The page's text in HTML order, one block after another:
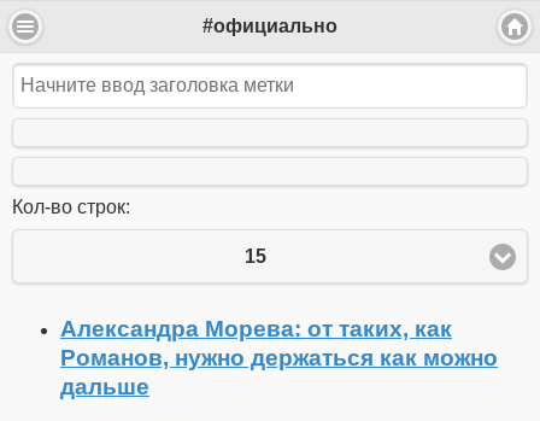
#официально
Кол-во строк:
15
Александра Морева: от таких, как
Романов, нужно держаться как можно
дальше